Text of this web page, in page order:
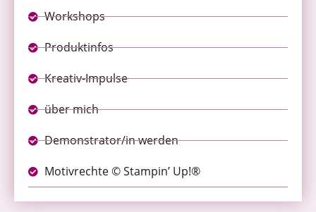
Workshops
Produktinfos
Kreativ-Impulse
über mich
Demonstrator/in werden
Motivrechte © Stampin’ Up!®